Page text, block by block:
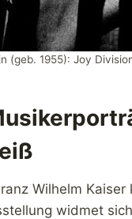
(geb. 1955): Joy
Wilhelm
widmet